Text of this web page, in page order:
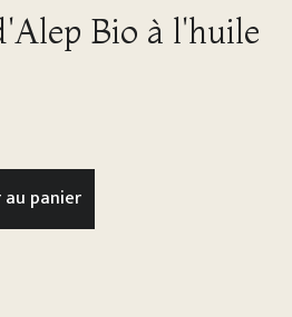
Bio à l'huile
panier